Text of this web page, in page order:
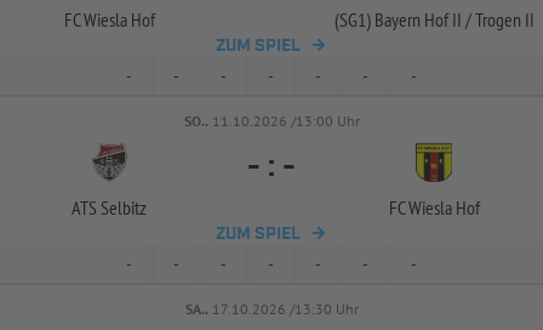
FC Wiesla Hof (SG1) Bayern Hof II /Trogen II
ZUM SPIEL
- - - - - - -
SO.. 11.10.2026 /13:00 Uhr
ATS Selbitz
- : -
FC Wiesla Hof
ZUM SPIEL
- - - - - - -
SA.. 17.10.2026 /13:30 Uhr